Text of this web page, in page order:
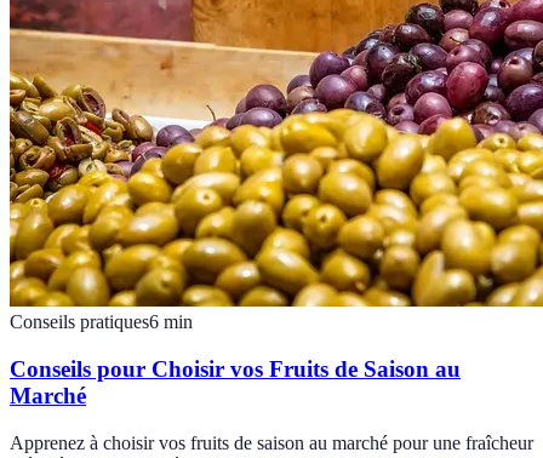
Conseils pratiques6 min
Conseils pour Choisir vos Fruits de Saison au
Marché
Apprenez à choisir vos fruits de saison au marché pour une fraîcheur